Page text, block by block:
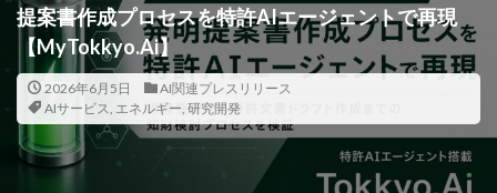
提案書作成プロセスを特許AIエージェントで再現
【MyTokkyo.Ai】
2026年6月5日
AI関連プレスリリース
AIサービス, エネルギー, 研究開発